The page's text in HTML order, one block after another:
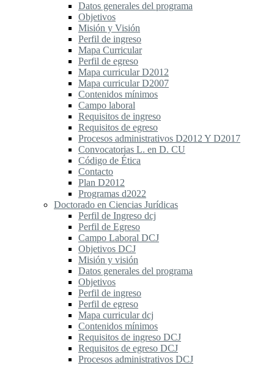
Datos generales del programa
Objetivos
Misión y Visión
Perfil de ingreso
Mapa Curricular
Perfil de egreso
Mapa curricular D2012
Mapa curricular D2007
Contenidos mínimos
Campo laboral
Requisitos de ingreso
Requisitos de egreso
Procesos administrativos D2012 Y D2017
Convocatorias L. en D. CU
Código de Ética
Contacto
Plan D2012
Programas d2022
Doctorado en Ciencias Jurídicas
Perfil de Ingreso dcj
Perfil de Egreso
Campo Laboral DCJ
Objetivos DCJ
Misión y visión
Datos generales del programa
Objetivos
Perfil de ingreso
Perfil de egreso
Mapa curricular dcj
Contenidos mínimos
Requisitos de ingreso DCJ
Requisitos de egreso DCJ
Procesos administrativos DCJ